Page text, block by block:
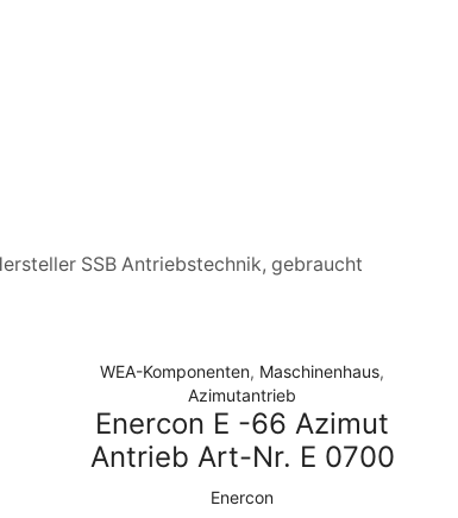
SSB Antriebstechnik, gebraucht
WEA-Komponenten, Maschinenhaus,
Azimutantrieb
Enercon E -66 Azimut
Antrieb Art-Nr. E 0700
Enercon